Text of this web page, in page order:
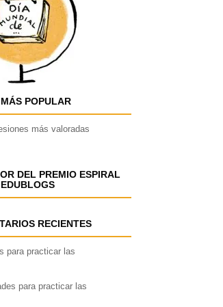
POPULAR
más valoradas
DEL PREMIO ESPIRAL
EDUBLOGS
RECIENTES
para practicar las
para practicar las